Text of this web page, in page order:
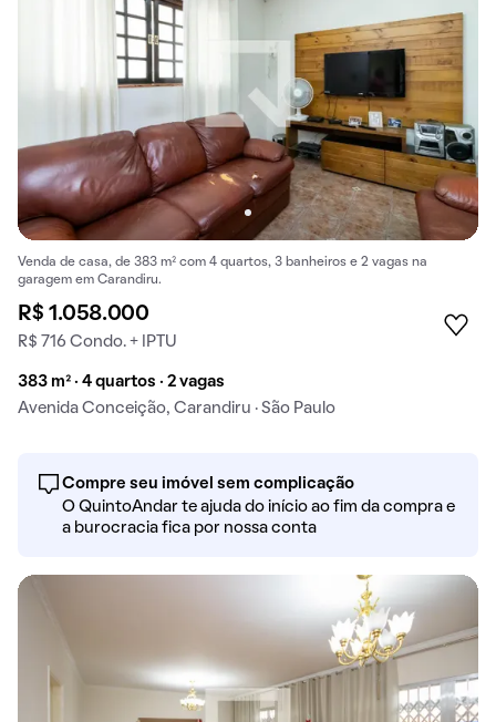
Venda de casa, de 383 m² com 4 quartos, 3 banheiros e 2 vagas na
garagem em Carandiru.
R$ 1.058.000
R$ 716 Condo. + IPTU
383 m² · 4 quartos · 2 vagas
Avenida Conceição, Carandiru · São Paulo
Compre seu imóvel sem complicação
O QuintoAndar te ajuda do início ao fim da compra e
a burocracia fica por nossa conta